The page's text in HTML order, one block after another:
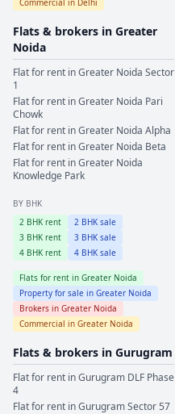
Flats & brokers in Greater
Noida
Flat for rent inGreater Noida Sector
1
Flat for rent inGreater Noida Pari
Chowk
Flat for rent inGreater Noida Alpha
Flat for rent inGreater Noida Beta
Flat for rent inGreater Noida
Knowledge Park
BY BHK
2 BHK rent 2 BHK sale
3 BHK rent 3 BHK sale
4 BHK rent 4 BHK sale
Flats for rent in Greater Noida
Property for sale in Greater Noida
Brokers in Greater Noida
Commercial in Greater Noida
Flats & brokers in Gurugram
Flat for rent inGurugram DLF Phase
4
Flat for rent inGurugramSector 57